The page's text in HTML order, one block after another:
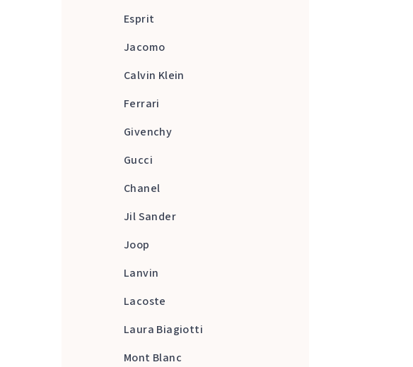
Esprit
Jacomo
Calvin Klein
Ferrari
Givenchy
Gucci
Chanel
Jil Sander
Joop
Lanvin
Lacoste
Laura Biagiotti
Mont Blanc